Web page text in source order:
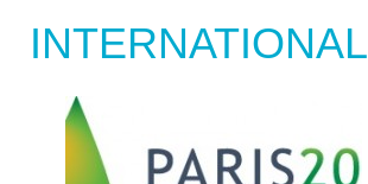
INTERNATIONAL